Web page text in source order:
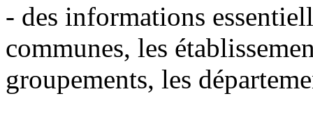
- des informations
communes, les
groupements, les